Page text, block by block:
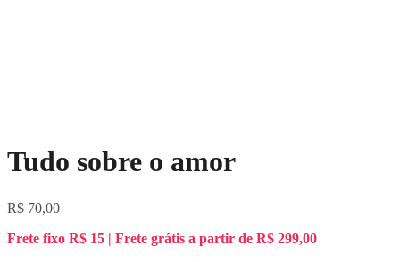
Tudo sobre o amor
R$ 70,00
Frete fixo R$ 15 | Frete grátis a partir de R$ 299,00